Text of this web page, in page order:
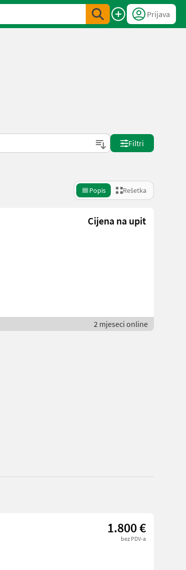
Prijava
Filtri
Popis Rešetka
Cijena na upit
2 mjeseci online
1.800 €
bez PDV-a